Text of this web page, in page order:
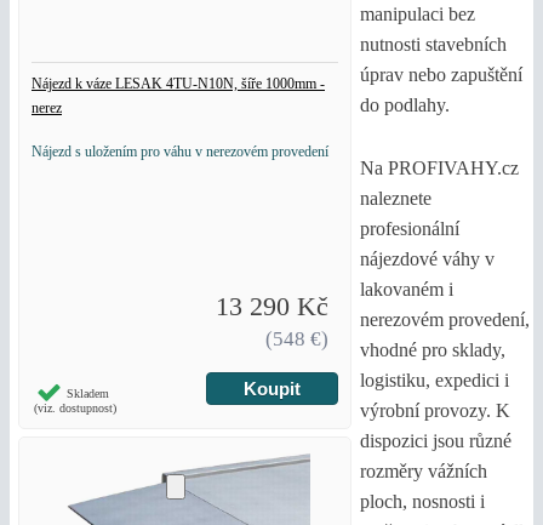
Nájezd k váze LESAK 4TU-N10N, šíře 1000mm -
nerez
Nájezd s uložením pro váhu v nerezovém provedení
13 290 Kč
(548 €)
Skladem
(viz. dostupnost)
manipulaci bez
nutnosti stavebních
úprav nebo zapuštění
do podlahy.
Na PROFIVAHY.cz
naleznete
profesionální
nájezdové váhy v
lakovaném i
nerezovém provedení,
vhodné pro sklady,
logistiku, expedici i
výrobní provozy. K
dispozici jsou různé
rozměry vážních
ploch, nosnosti i